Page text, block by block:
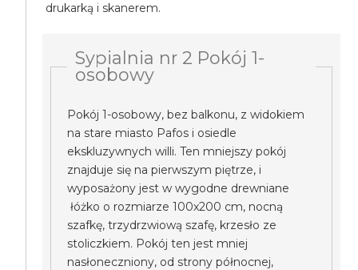
drukarką i skanerem.
Sypialnia nr 2 Pokój 1-
osobowy
Pokój 1-osobowy, bez balkonu, z widokiem
na stare miasto Pafos i osiedle
ekskluzywnych willi. Ten mniejszy pokój
znajduje się na pierwszym piętrze, i
wyposażony jest w wygodne drewniane
łóżko o rozmiarze 100x200 cm, nocną
szafkę, trzydrzwiową szafę, krzesło ze
stoliczkiem. Pokój ten jest mniej
nasłoneczniony, od strony północnej,